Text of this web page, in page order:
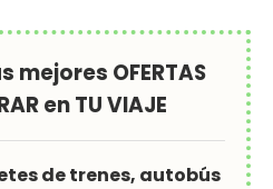
mejores OFERTAS
en TU VIAJE
de trenes, autobús